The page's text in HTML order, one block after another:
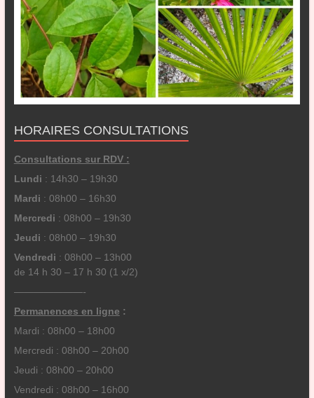
HORAIRES CONSULTATIONS
Consultations sur RDV :
Lundi : 14h30 – 19h30
Mardi : 08h00 – 16h30
Mercredi : 08h00 – 19h30
Jeudi : 08h00 – 19h30
Vendredi : 08h00 – 13h00
de 14 h 30 – 17 h 30 (1 x/2)
———————-
Permanences en ligne :
Mardi : 08h00 – 18h00
Mercredi : 08h00 – 20h00
Jeudi : 08h00 – 20h00
Vendredi : 08h00 – 16h00